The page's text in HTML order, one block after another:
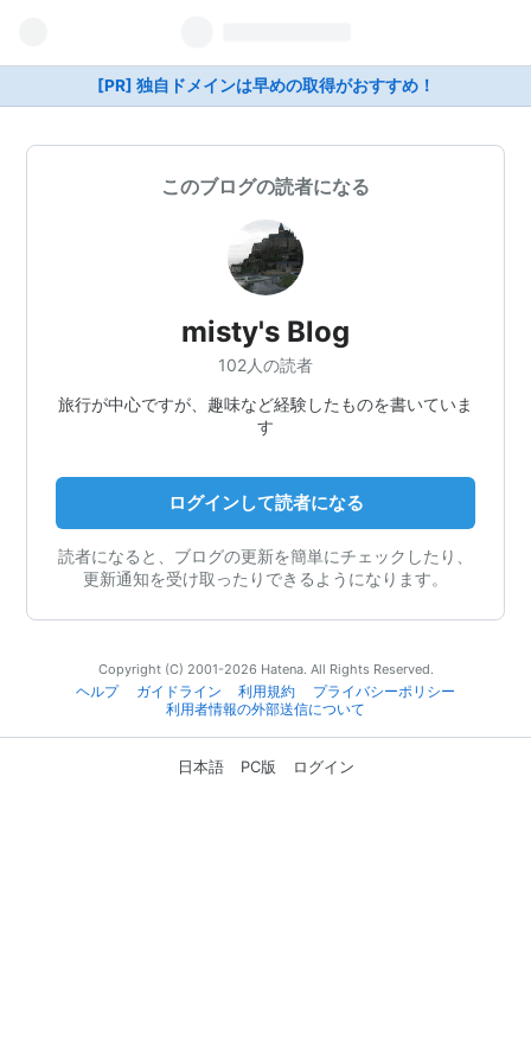
[PR] 独自ドメインは早めの取得がおすすめ！
このブログの読者になる
misty's Blog
102人の読者
旅行が中心ですが、趣味など経験したものを書いていま
す
ログインして読者になる
読者になると、ブログの更新を簡単にチェックしたり、
更新通知を受け取ったりできるようになります。
Copyright (C) 2001-2026 Hatena. All Rights Reserved.
ヘルプ
ガイドライン 利用規約
プライバシーポリシー
利用者情報の外部送信について
日本語 PC版 ログイン